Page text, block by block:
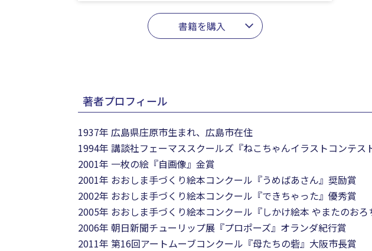
書籍を購入
著者プロフィール
1937年 広島県庄原市生まれ、広島市在住
1994年 講談社フェーマススクールズ『ねこちゃんイラストコンテス
2001年 一枚の絵『自画像』金賞
2001年 おおしま手づくり絵本コンクール『うめばあさん』奨励賞
2002年 おおしま手づくり絵本コンクール『できちゃった』優秀賞
2005年 おおしま手づくり絵本コンクール『しかけ絵本 やまたのおろ
2006年 朝日新聞チューリップ展『プロポーズ』オランダ紀行賞
2011年 第16回アートムーブコンクール『母たちの砦』大阪市長賞